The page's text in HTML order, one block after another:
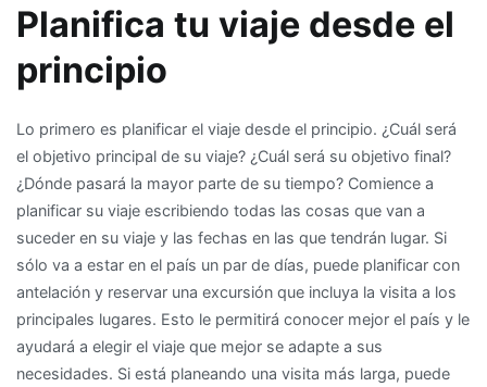
Planifica tu viaje desde el
principio
Lo primero es planificar el viaje desde el principio. ¿Cuál será
el objetivo principal de su viaje? ¿Cuál será su objetivo final?
¿Dónde pasará la mayor parte de su tiempo? Comience a
planificar su viaje escribiendo todas las cosas que van a
suceder en su viaje y las fechas en las que tendrán lugar. Si
sólo va a estar en el país un par de días, puede planificar con
antelación y reservar una excursión que incluya la visita a los
principales lugares. Esto le permitirá conocer mejor el país y le
ayudará a elegir el viaje que mejor se adapte a sus
necesidades. Si está planeando una visita más larga, puede